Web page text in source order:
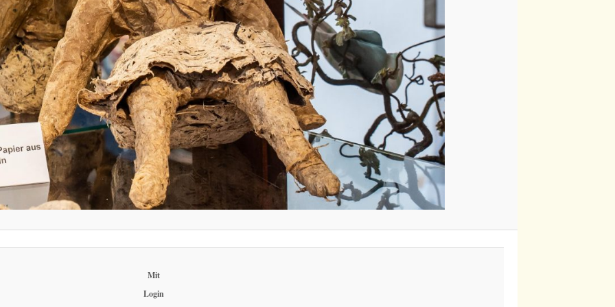
Mit
Login